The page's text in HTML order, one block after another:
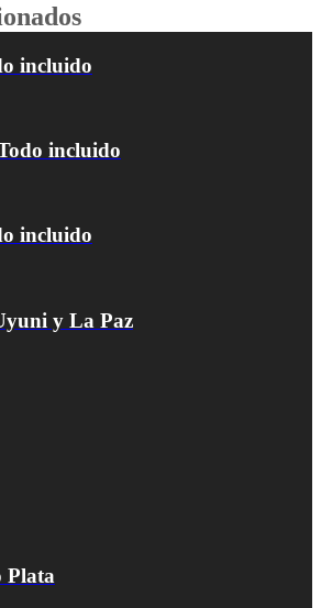
incluido
incluido
incluido
y La Paz
Plata